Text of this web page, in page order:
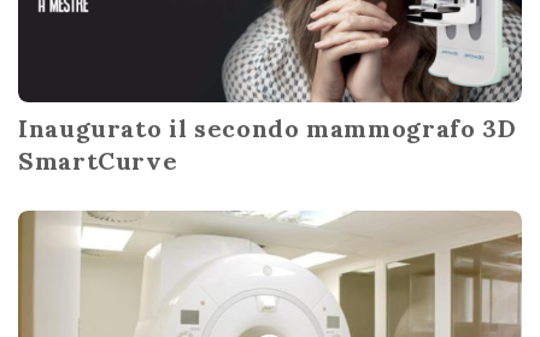
Inaugurato il secondo mammografo 3D
SmartCurve